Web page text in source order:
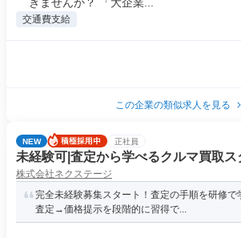
交通費支給
この企業の類似求人を見る
NEW 正社員
未経験可|査定から学べるクルマ買取ス
株式会社ネクステージ
完全未経験募集スタート！査定の手順を研修
査定→価格提示を段階的に習得で...